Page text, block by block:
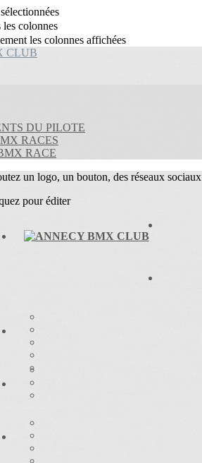
colonnes
les colonnes affichées
DU PILOTE
RACES
RACE
un logo, un bouton, des réseaux sociaux
pour éditer